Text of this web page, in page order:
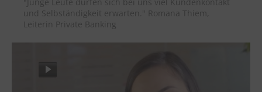
und Selbständigkeit erwarten." Romana Thiem,
Leiterin Private Banking